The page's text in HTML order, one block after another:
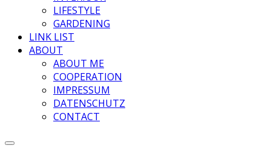
LIFESTYLE
GARDENING
LINK LIST
ABOUT
ABOUT ME
COOPERATION
IMPRESSUM
DATENSCHUTZ
CONTACT